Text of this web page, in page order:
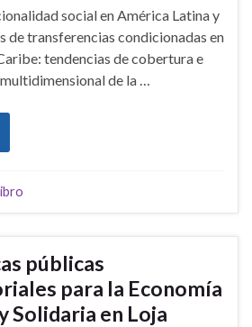
social en América Latina y
de transferencias condicionadas en
tendencias de cobertura e
de la …
públicas
para la Economía
Solidaria en Loja